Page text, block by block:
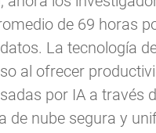
de 69 horas
La tecnología
al ofrecer
por IA a través
de nube segura y